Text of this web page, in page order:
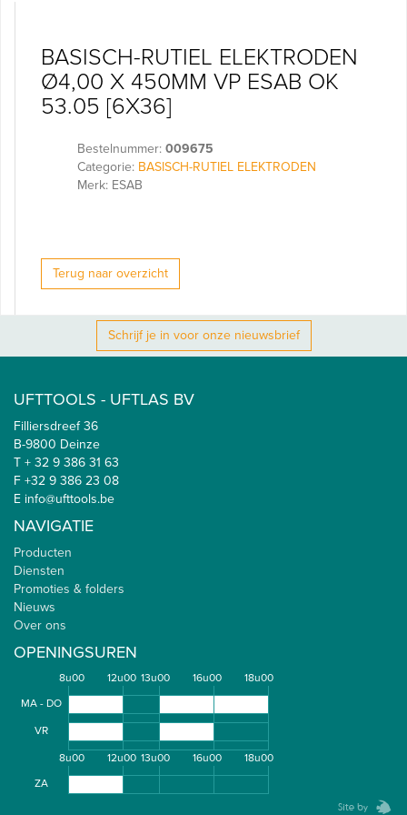
BASISCH-RUTIEL ELEKTRODEN
Ø4,00 X 450MM VP ESAB OK
53.05 [6X36]
Bestelnummer: 009675
Categorie: BASISCH-RUTIEL ELEKTRODEN
Merk: ESAB
Terug naar overzicht
Schrijf je in voor onze nieuwsbrief
UFTTOOLS - UFTLAS BV
Filliersdreef 36
B-9800 Deinze
T + 32 9 386 31 63
F +32 9 386 23 08
E info@ufttools.be
NAVIGATIE
Producten
Diensten
Promoties & folders
Nieuws
Over ons
OPENINGSUREN
8u00 12u00 13u00 16u00
18u00
MA - DO
VR
8u00 12u00 13u00 16u00
18u00
ZA